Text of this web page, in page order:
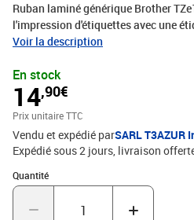
Ruban laminé générique Brother
l'impression d'étiquettes avec une
électronique.Utilisable sur les
des surfaces lisses et planes, ils
lisibles pendant longtemps.Les
durer, même dans des conditions
résister aux températures extrêmes,
aux produits chimiques ou à
rubans laminés disponibles dans
de tailles pour utiliser l'étiquette la
occasion.Concentration en
(conformément à la réglementation
Voir la description
En stock
14,90€
Prix unitaire TTC
Vendu et expédié parSARL T3AZUR
Expédié sous 2 jours livraison
Quantité
Quantité : 1